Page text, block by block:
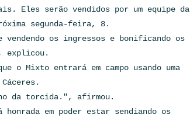
Eles serão vendidos por um equipe da
segunda-feira, 8.
os ingressos e bonificando os
explicou.
Mixto entrará em campo usando uma
da torcida.", afirmou.
em poder estar sendiando os